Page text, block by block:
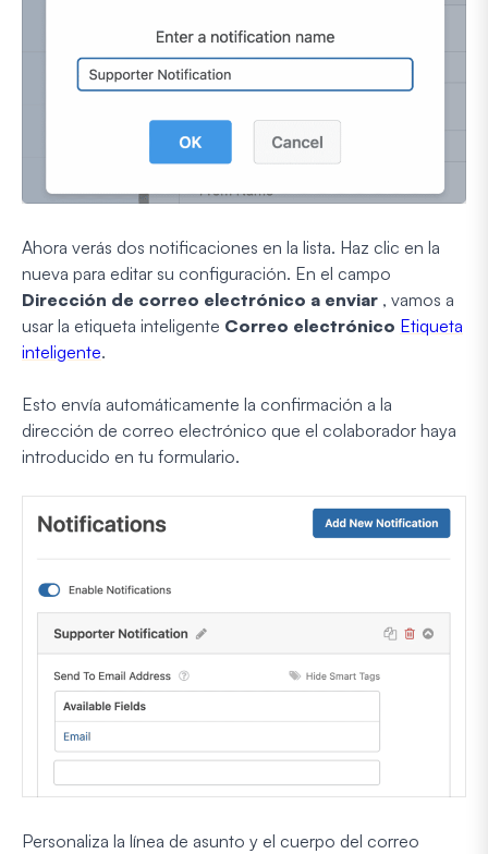
Ahora verás dos notificaciones en la lista. Haz clic en la
nueva para editar su configuración. En el campo
Dirección de correo electrónico a enviar , vamos a
usar la etiqueta inteligente Correo electrónico Etiqueta
inteligente.
Esto envía automáticamente la confirmación a la
dirección de correo electrónico que el colaborador haya
introducido en tu formulario.
Personaliza la línea de asunto y el cuerpo del correo